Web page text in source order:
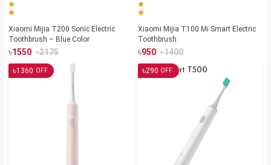
Xiaomi Mijia T200 Sonic Electric
Toothbrush – Blue Color
৳1550 ৳2175
Xiaomi Mijia T100 Mi Smart Electric
Toothbrush
৳950 ৳1400
৳1360 OFF ৳290 OFF